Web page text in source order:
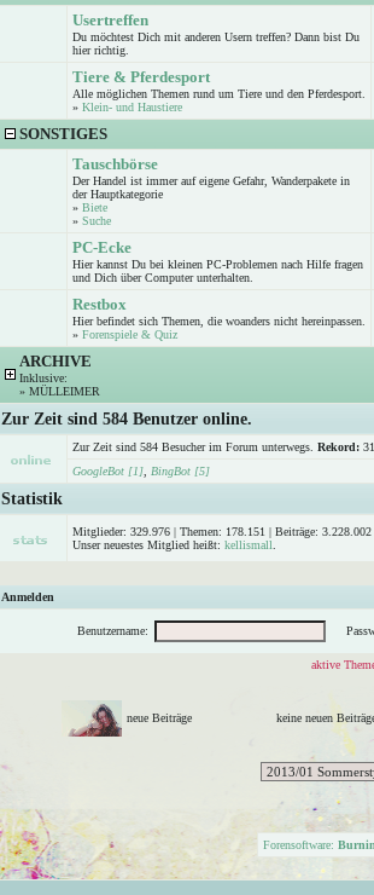
Usertreffen
Du möchtest Dich mit anderen Usern treffen? Dann bist Du
hier richtig.
Tiere & Pferdesport
Alle möglichen Themen rund um Tiere und den Pferdesport.
» Klein- und Haustiere
SONSTIGES
Tauschbörse
Der Handel ist immer auf eigene Gefahr, Wanderpakete in
der Hauptkategorie
» Biete
» Suche
PC-Ecke
Hier kannst Du bei kleinen PC-Problemen nach Hilfe fragen
und Dich über Computer unterhalten.
Restbox
Hier befindet sich Themen, die woanders nicht hereinpassen.
» Forenspiele & Quiz
ARCHIVE
Inklusive:
» MÜLLEIMER
Zur Zeit sind 584 Benutzer online.
Zur Zeit sind 584 Besucher im Forum unterwegs. Rekord:
GoogleBot [1]
BingBot [5]
Statistik
Mitglieder: 329.976 | Themen: 178.151 | Beiträge:
Unser neuestes Mitglied heißt: kellismall
Anmelden
Benutzername:
aktive
neue Beiträge keine neuen
Forensoftware: